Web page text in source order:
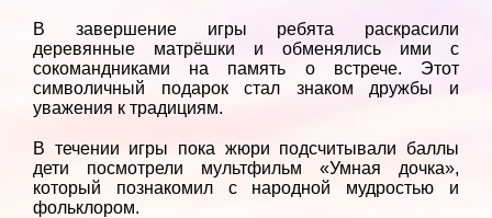
В завершение игры ребята раскрасили
деревянные матрёшки и обменялись ими с
сокомандниками на память о встрече. Этот
символичный подарок стал знаком дружбы и
уважения к традициям.
В течении игры пока жюри подсчитывали баллы
дети посмотрели мультфильм «Умная дочка»,
который познакомил с народной мудростью и
фольклором.